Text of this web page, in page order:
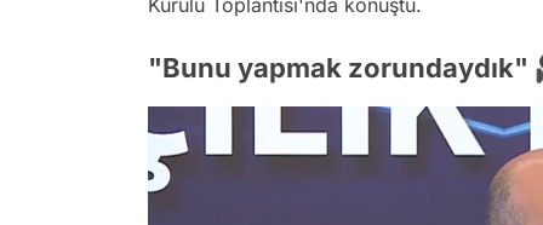
"Bunu yapmak zorundaydık"